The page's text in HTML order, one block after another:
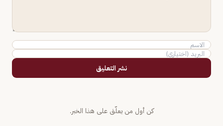
نشر التعليق
كن أول من يعلّق على هذا الخبر.